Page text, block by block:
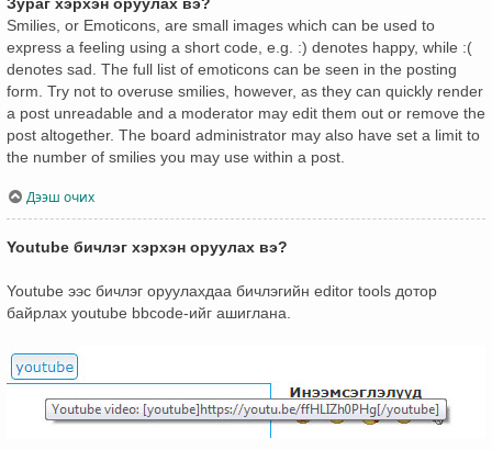
Smilies, or Emoticons, are small images which can be used to
express a feeling using a short code, e.g. :) denotes happy, while :(
denotes sad. The full list of emoticons can be seen in the posting
form. Try not to overuse smilies, however, as they can quickly render
a post unreadable and a moderator may edit them out or remove the
post altogether. The board administrator may also have set a limit to
the number of smilies you may use within a post.
Дээш очих
Youtube бичлэг хэрхэн оруулах вэ?
Youtube ээс бичлэг оруулахдаа бичлэгийн editor tools дотор
байрлах youtube bbcode-ийг ашиглана.